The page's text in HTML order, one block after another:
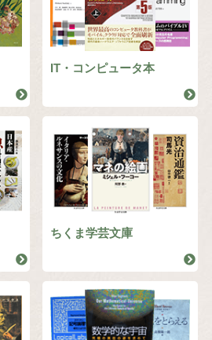
IT・コンピュータ本
ちくま学芸文庫